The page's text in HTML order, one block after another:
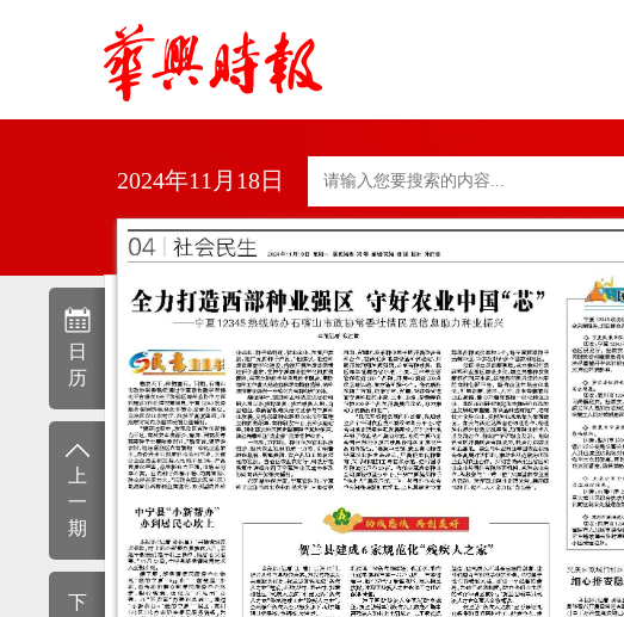
日
历
上
一
期
下
2024年11月18日